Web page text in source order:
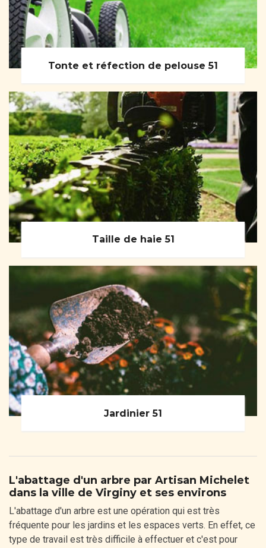
Tonte et réfection de pelouse 51
Taille de haie 51
Jardinier 51
L'abattage d'un arbre par Artisan Michelet
dans la ville de Virginy et ses environs
L'abattage d'un arbre est une opération qui est très
fréquente pour les jardins et les espaces verts. En effet, ce
type de travail est très difficile à effectuer et c'est pour